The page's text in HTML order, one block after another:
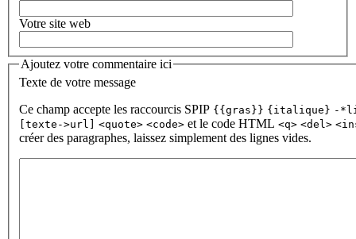
Votre site web
Ajoutez votre commentaire ici
Texte de votre message
Ce champ accepte les raccourcis SPIP {{gras}} {italique} -
[texte->url]
<quote> <code> et le code HTML <q> <del>
créer des paragraphes, laissez simplement des lignes vides.